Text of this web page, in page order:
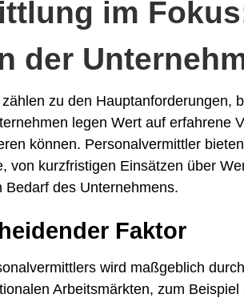
im
der
zu den Hauptanforderungen,
legen Wert auf erfahrene
können. Personalvermittler
von kurzfristigen Einsätzen über
des Unternehmens.
Faktor
wird maßgeblich
Arbeitsmärkten, zum Beispiel